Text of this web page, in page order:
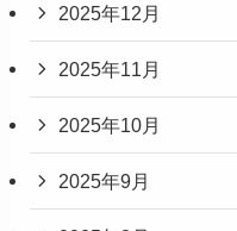
2025年12月
2025年11月
2025年10月
2025年9月